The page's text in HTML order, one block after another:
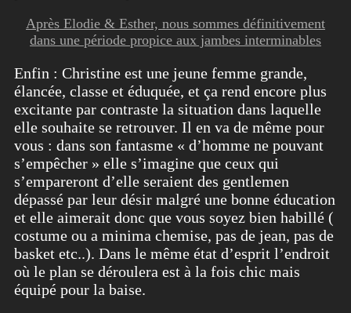
Après Elodie & Esther, nous sommes définitivement
dans une période propice aux jambes interminables
Enfin : Christine est une jeune femme grande,
élancée, classe et éduquée, et ça rend encore plus
excitante par contraste la situation dans laquelle
elle souhaite se retrouver. Il en va de même pour
vous : dans son fantasme « d’homme ne pouvant
s’empêcher » elle s’imagine que ceux qui
s’empareront d’elle seraient des gentlemen
dépassé par leur désir malgré une bonne éducation
et elle aimerait donc que vous soyez bien habillé (
costume ou a minima chemise, pas de jean, pas de
basket etc..). Dans le même état d’esprit l’endroit
où le plan se déroulera est à la fois chic mais
équipé pour la baise.